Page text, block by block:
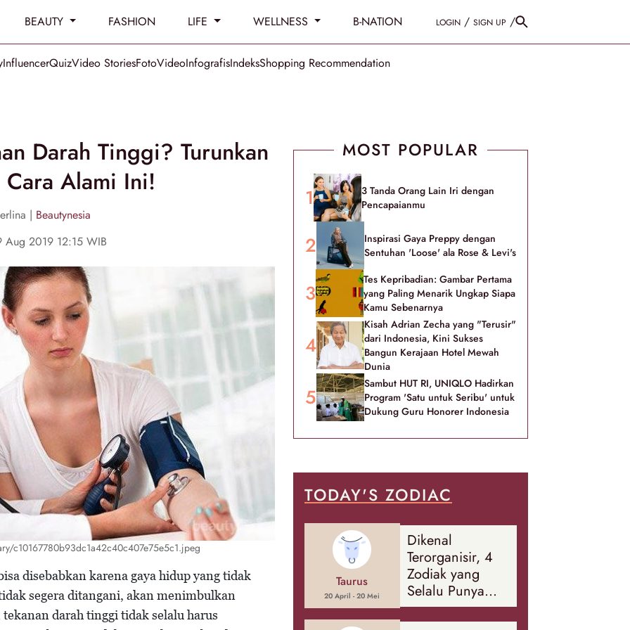
BEAUTY FASHION LIFE WELLNESS B-NATION LOGIN / SIGN UP /
InfluencerQuizVideo StoriesFotoVideoInfografisIndeksShopping Recommendation
Darah Tinggi? Turunkan
Alami Ini!
| Beautynesia
Aug 2019 12:15 WIB
c10167780b93dc1a42c40c407e75e5c1.jpeg
disebabkan karena gaya hidup yang tidak
segera ditangani, akan menimbulkan
darah tinggi tidak selalu harus
MOST POPULAR
3 Tanda Orang Lain Iri dengan
Pencapaianmu
Inspirasi Gaya Preppy dengan
Sentuhan 'Loose' ala Rose & Levi's
Tes Kepribadian: Gambar Pertama
yang Paling Menarik Ungkap Siapa
Kamu Sebenarnya
Kisah Adrian Zecha yang "Terusir"
dari Indonesia, Kini Sukses
Bangun Kerajaan Hotel Mewah
Dunia
Sambut HUT RI, UNIQLO Hadirkan
Program 'Satu untuk Seribu' untuk
Dukung Guru Honorer Indonesia
TODAY'S ZODIAC
Taurus
20 April - 20 Mei
Dikenal
Terorganisir, 4
Zodiak yang
Selalu Punya
Rencana
Cadangan Soal